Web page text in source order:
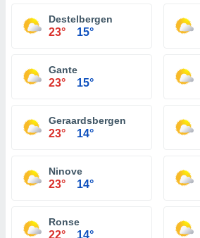
Destelbergen
23° 15°
Gante
23° 15°
Geraardsbergen
23° 14°
Ninove
23° 14°
Ronse
22° 14°